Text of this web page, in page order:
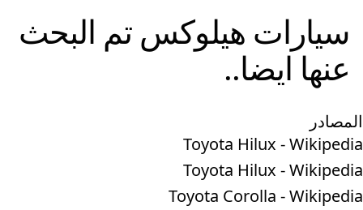
سيارات هيلوكس تم البحث
عنها ايضا..
المصادر
Toyota Hilux - Wikipedia
Toyota Hilux - Wikipedia
Toyota Corolla - Wikipedia